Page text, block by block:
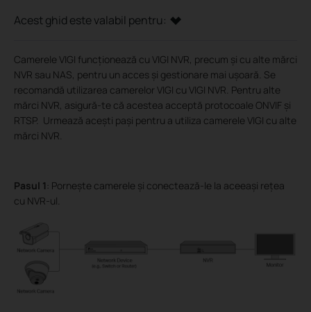
Acest ghid este valabil pentru:
Camerele VIGI funcționează cu VIGI NVR, precum și cu alte mărci
NVR sau NAS, pentru un acces și gestionare mai ușoară. Se
recomandă utilizarea camerelor VIGI cu VIGI NVR. Pentru alte
mărci NVR, asigură-te că acestea acceptă protocoale ONVIF și
RTSP. Urmează acești pași pentru a utiliza camerele VIGI cu alte
mărci NVR.
Pasul 1 : Pornește camerele și conectează-le la aceeași rețea
cu NVR-ul.